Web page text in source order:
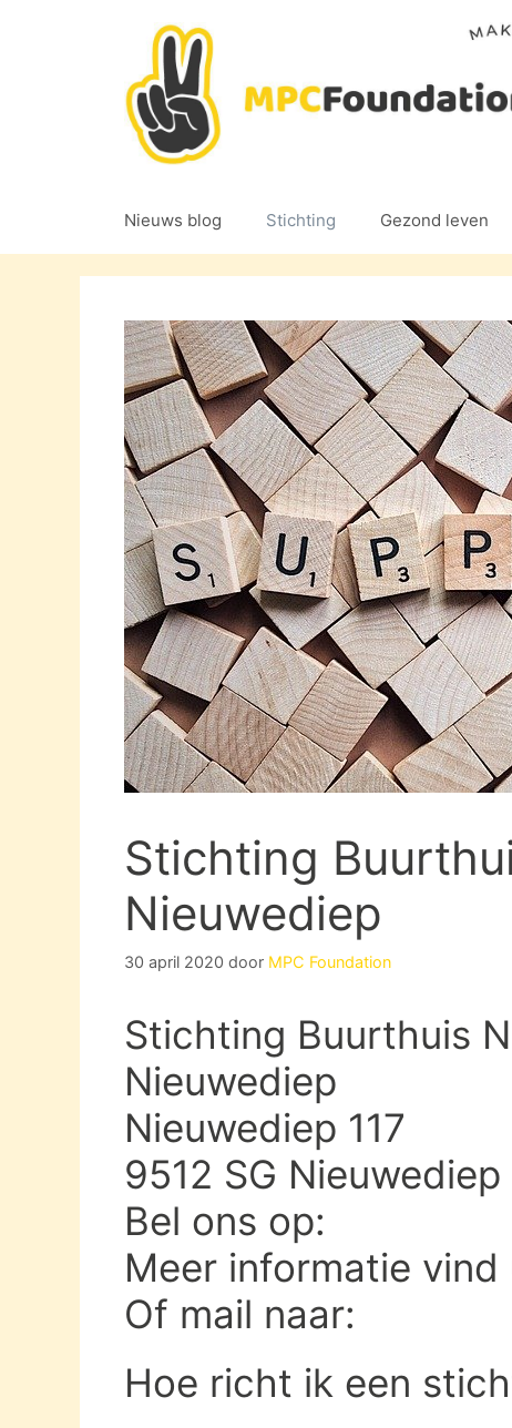
Nieuws blog Stichting Gezond leven
Stichting
Nieuwediep
30 april 2020 door MPC Foundation
Stichting Buurthuis
Nieuwediep
Nieuwediep 117
9512 SG Nieuwediep
Bel ons op:
Meer informatie vind
Of mail naar:
Hoe richt ik een